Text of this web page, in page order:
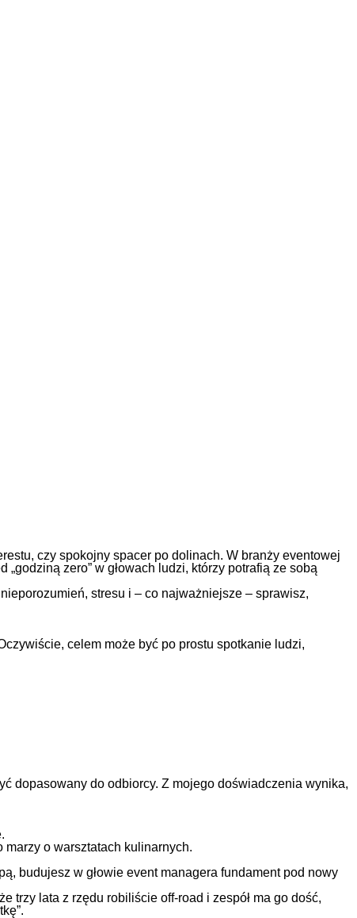
czy spokojny spacer po dolinach. W branży eventowej
„godziną zero” w głowach ludzi, którzy potrafią ze sobą
stresu i – co najważniejsze – sprawisz,
celem może być po prostu spotkanie ludzi,
dopasowany do odbiorcy. Z mojego doświadczenia wynika,
o warsztatach kulinarnych.
budujesz w głowie event managera fundament pod nowy
trzy lata z rzędu robiliście off-road i zespół ma go dość,